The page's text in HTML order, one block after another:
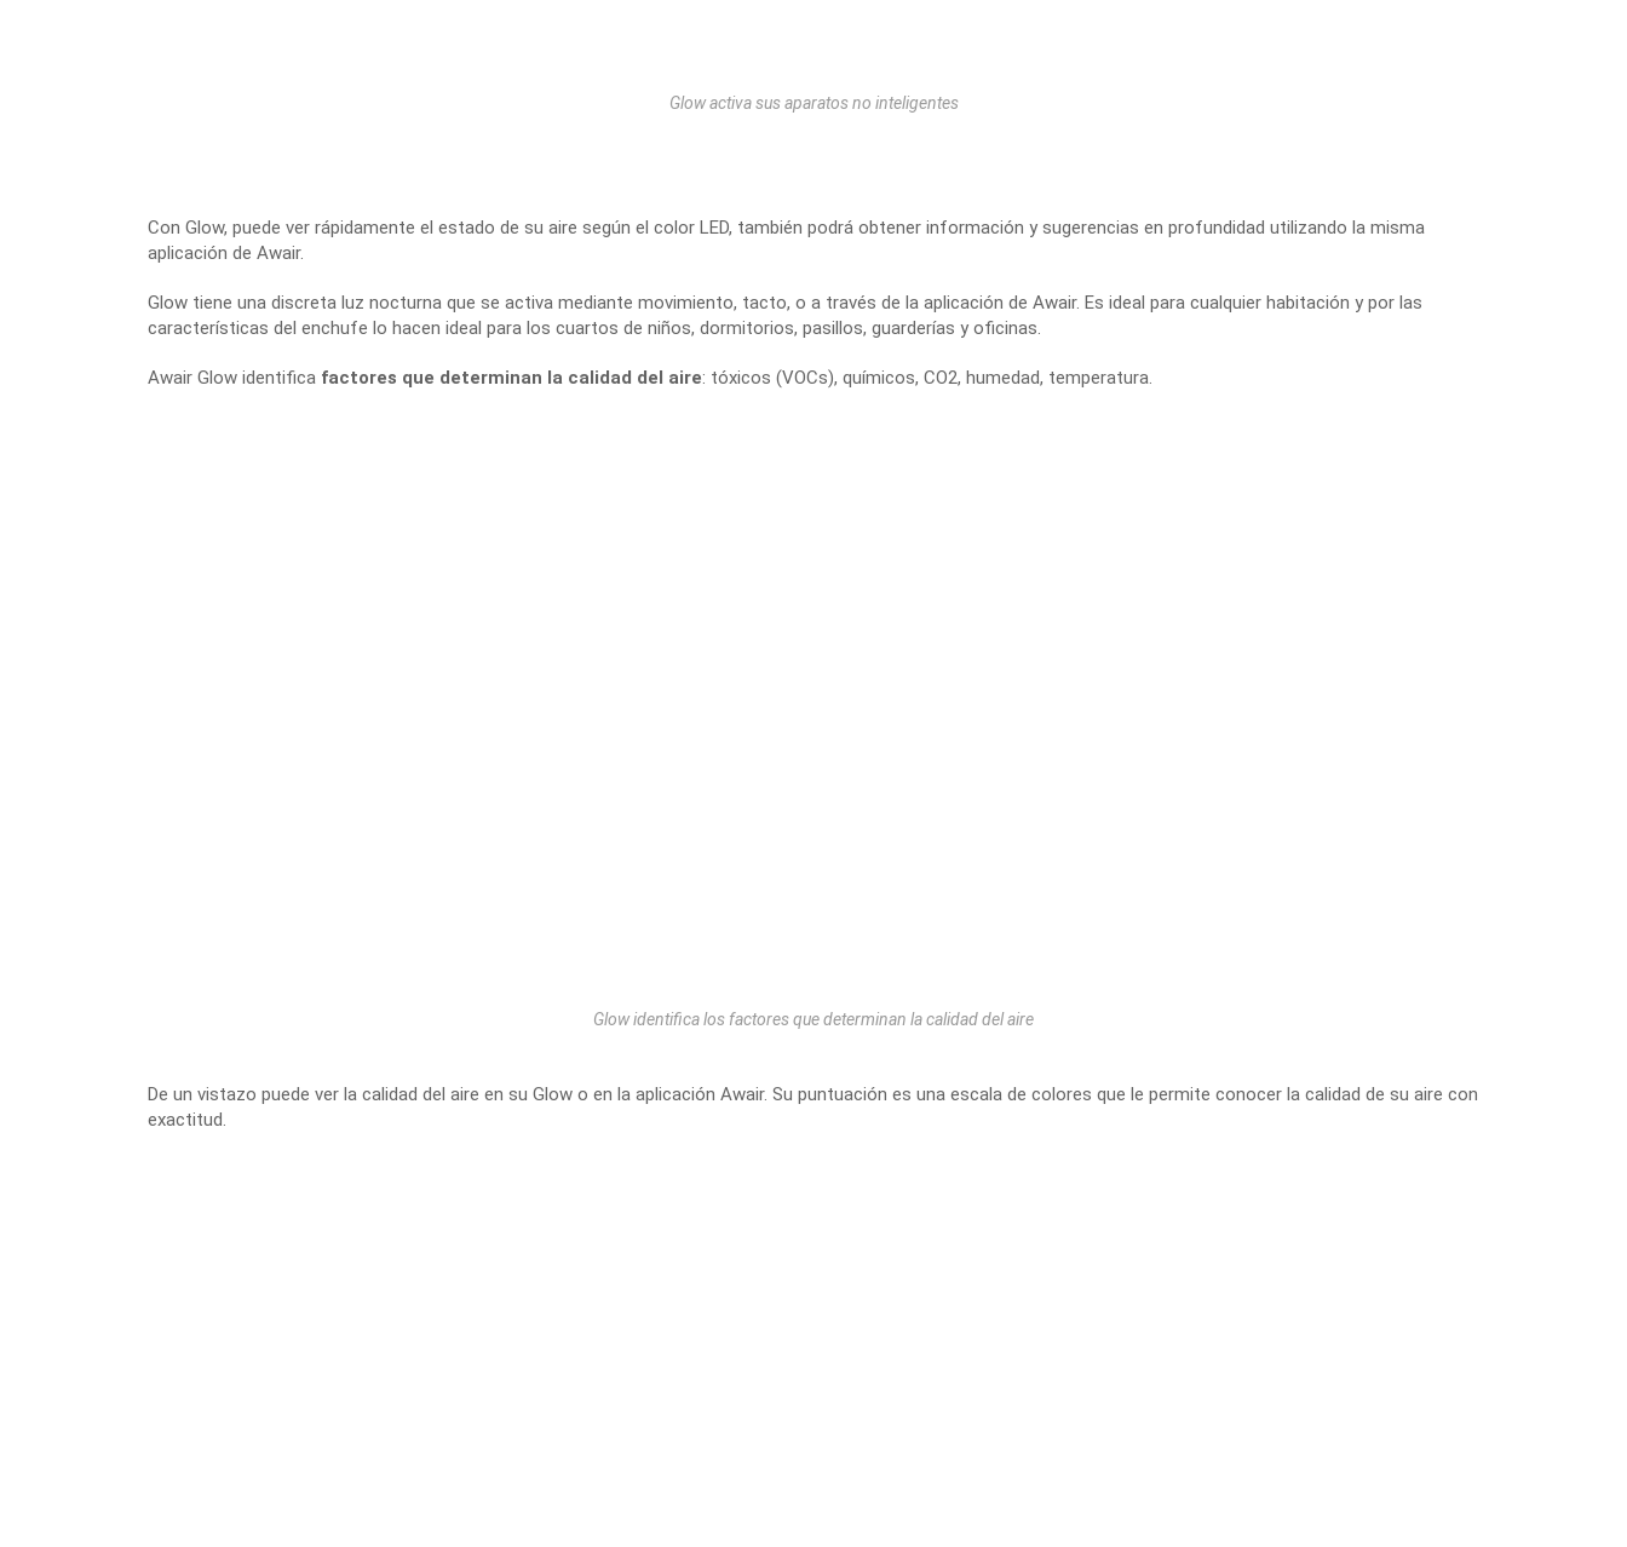
Glow activa sus aparatos no inteligentes
Con Glow, puede ver rápidamente el estado de su aire según el color LED, también podrá obtener información y sugerencias en profundidad utilizando la misma
aplicación de Awair.
Glow tiene una discreta luz nocturna que se activa mediante movimiento, tacto, o a través de la aplicación de Awair. Es ideal para cualquier habitación y por las
características del enchufe lo hacen ideal para los cuartos de niños, dormitorios, pasillos, guarderías y oficinas.
Awair Glow identifica factores que determinan la calidad del aire: tóxicos (VOCs), químicos, CO2, humedad, temperatura.
Glow identifica los factores que determinan la calidad del aire
De un vistazo puede ver la calidad del aire en su Glow o en la aplicación Awair. Su puntuación es una escala de colores que le permite conocer la calidad de su aire con
exactitud.